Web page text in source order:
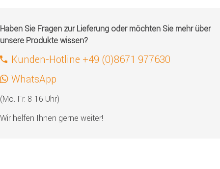
Haben Sie Fragen zur Lieferung oder möchten Sie mehr über
unsere Produkte wissen?
Kunden-Hotline +49 (0)8671 977630
WhatsApp
(Mo.-Fr. 8-16 Uhr)
Wir helfen Ihnen gerne weiter!